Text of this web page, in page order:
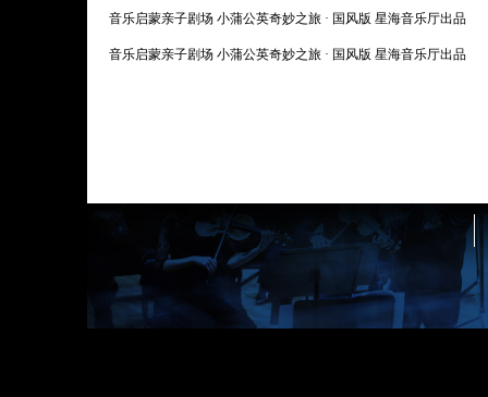
音乐启蒙亲子剧场 小蒲公英奇妙之旅 · 国风版 星海音乐厅出品
音乐启蒙亲子剧场 小蒲公英奇妙之旅 · 国风版 星海音乐厅出品